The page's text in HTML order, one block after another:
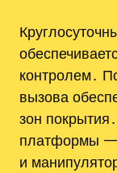
контролем․
вызова
зон
платформы —
и